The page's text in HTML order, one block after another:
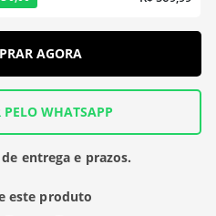
AGORA
PELO WHATSAPP
entrega e prazos.
este produto